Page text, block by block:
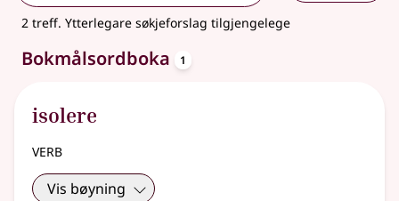
2 treff. Ytterlegare søkjeforslag tilgjengelege
Bokmålsordboka 1
isolere
verb
Vis bøyning